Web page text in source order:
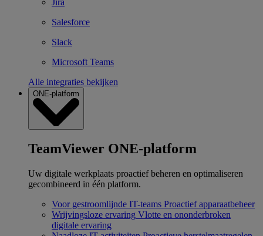
Jira
Salesforce
Slack
Microsoft Teams
Alle integraties bekijken
ONE-platform
TeamViewer ONE-platform
Uw digitale werkplaats proactief beheren en optimaliseren
gecombineerd in één platform.
Voor gestroomlijnde IT-teams Proactief apparaatbeheer
Wrijvingsloze ervaring Vlotte en ononderbroken
digitale ervaring